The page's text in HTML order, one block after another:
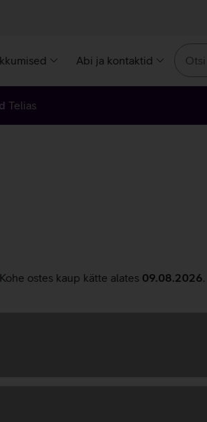
Abi ja kontaktid
Telias
Kohe ostes kaup kätte alates 09.08.2026